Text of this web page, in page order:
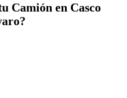
Camión en Casco